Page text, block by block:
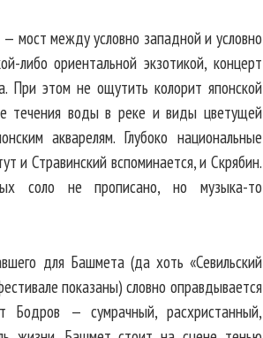
мост между условно западной и условно
либо ориентальной экзотикой, концерт
При этом не ощутить колорит японской
течения воды в реке и виды цветущей
акварелям. Глубоко национальные
и Стравинский вспоминается, и Скрябин.
соло не прописано, но музыка-то
для Башмета (да хоть «Севильский
показаны) словно оправдывается
— сумрачный, расхристанный,